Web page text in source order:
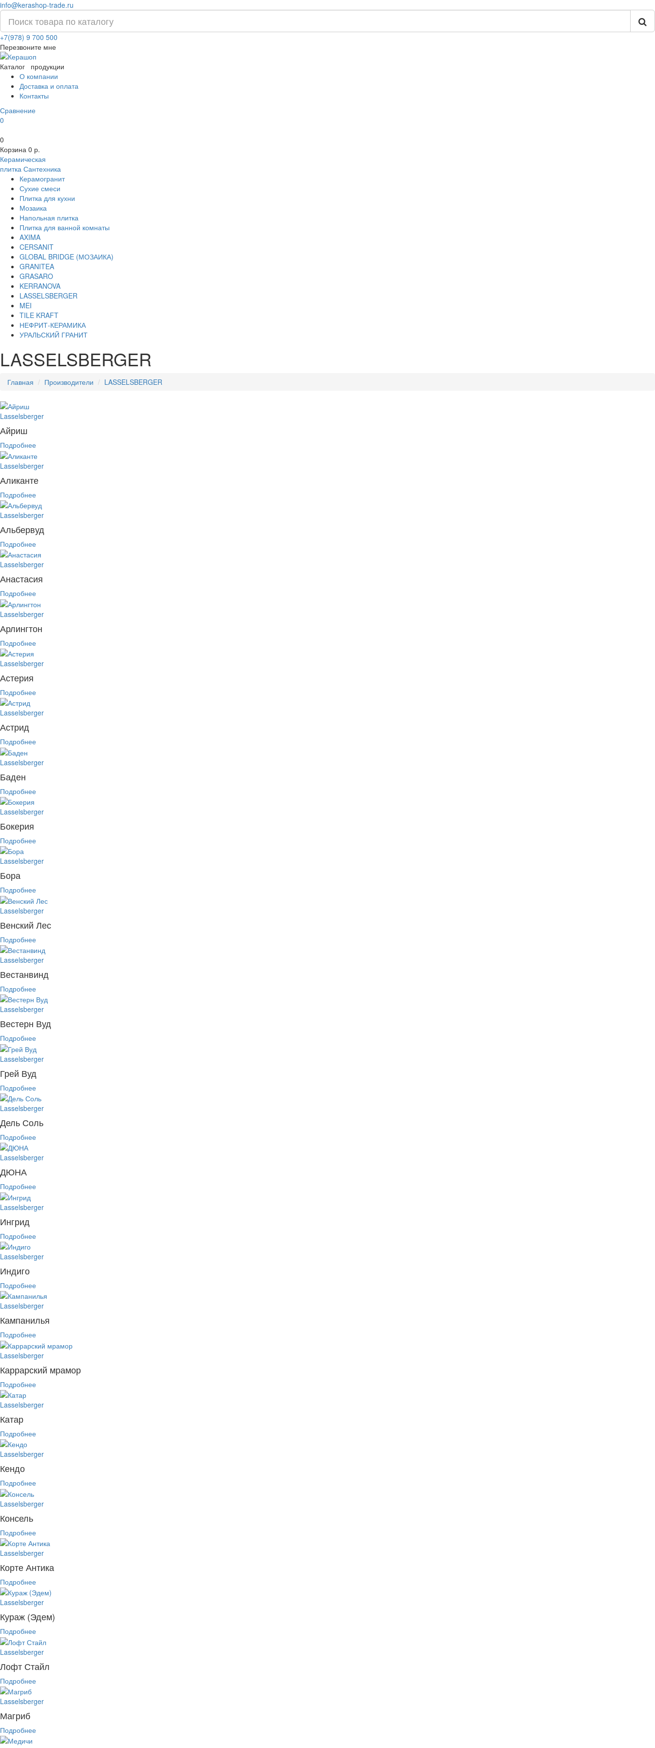
info@kerashop-trade.ru
+7(978) 9 700 500
Перезвоните мне
Каталог
продукции
О компании
Доставка и оплата
Контакты
Сравнение
0
0
Корзина 0 р.
Керамическая
плитка Сантехника
Керамогранит
Сухие смеси
Плитка для кухни
Мозаика
Напольная плитка
Плитка для ванной комнаты
AXIMA
CERSANIT
GLOBAL BRIDGE (МОЗАИКА)
GRANITEA
GRASARO
KERRANOVA
LASSELSBERGER
MEI
TILE KRAFT
НЕФРИТ-КЕРАМИКА
УРАЛЬСКИЙ ГРАНИТ
LASSELSBERGER
Главная Производители LASSELSBERGER
Lasselsberger
Айриш
Подробнее
Lasselsberger
Аликанте
Подробнее
Lasselsberger
Альбервуд
Подробнее
Lasselsberger
Анастасия
Подробнее
Lasselsberger
Арлингтон
Подробнее
Lasselsberger
Астерия
Подробнее
Lasselsberger
Астрид
Подробнее
Lasselsberger
Баден
Подробнее
Lasselsberger
Бокерия
Подробнее
Lasselsberger
Бора
Подробнее
Lasselsberger
Венский Лес
Подробнее
Lasselsberger
Вестанвинд
Подробнее
Lasselsberger
Вестерн Вуд
Подробнее
Lasselsberger
Грей Вуд
Подробнее
Lasselsberger
Дель Соль
Подробнее
Lasselsberger
ДЮНА
Подробнее
Lasselsberger
Ингрид
Подробнее
Lasselsberger
Индиго
Подробнее
Lasselsberger
Кампанилья
Подробнее
Lasselsberger
Каррарский мрамор
Подробнее
Lasselsberger
Катар
Подробнее
Lasselsberger
Кендо
Подробнее
Lasselsberger
Консель
Подробнее
Lasselsberger
Корте Антика
Подробнее
Lasselsberger
Кураж (Эдем)
Подробнее
Lasselsberger
Лофт Стайл
Подробнее
Lasselsberger
Магриб
Подробнее